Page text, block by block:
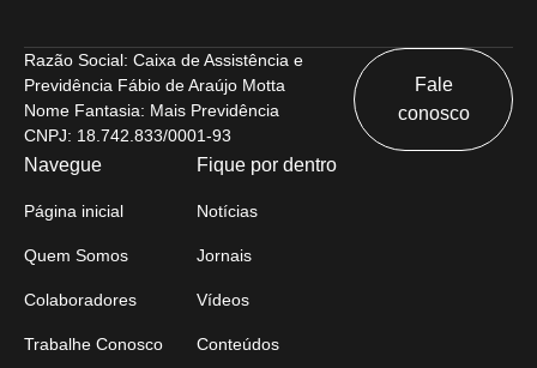
Razão Social: Caixa de Assistência e
Previdência Fábio de Araújo Motta
Nome Fantasia: Mais Previdência
CNPJ: 18.742.833/0001-93
Fale
conosco
Navegue
Página inicial
Quem Somos
Colaboradores
Trabalhe Conosco
Fique por dentro
Notícias
Jornais
Vídeos
Conteúdos